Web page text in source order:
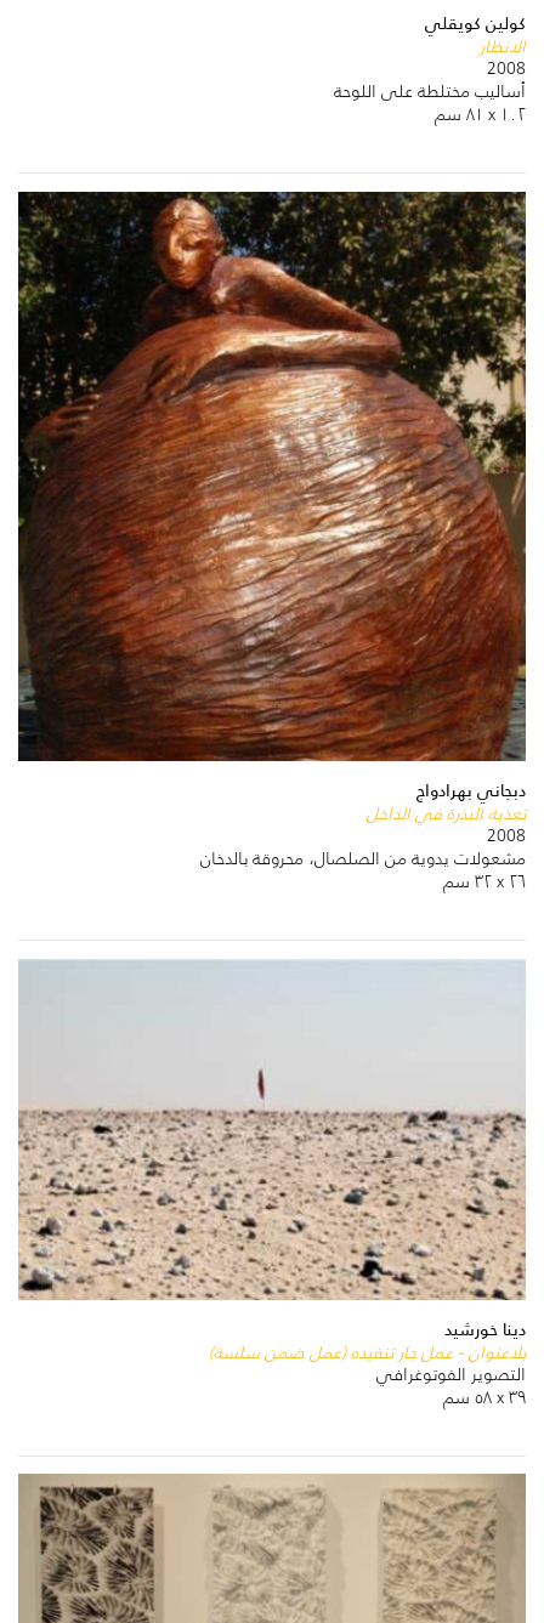
كولين كويقلي
الانظار
2008
أساليب مختلطة على اللوحة
١٠٢ x ٨١ سم
دبجاني بهرادواج
تعذية البذرة في الداخل
2008
مشعولات يدوية من الصلصال، محروقة بالدخان
٢٦ x ٣٢ سم
دينا خورشيد
بلاعنوان - عمل جار تنفيده (عمل ضمن سلسة)
التصوير الفوتوغرافي
٣٩ x ٥٨ سم